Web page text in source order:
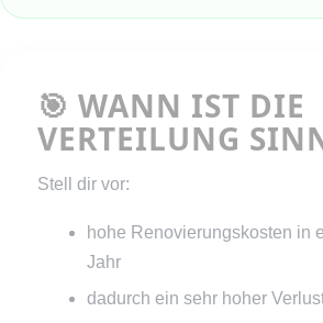
🎯 WANN IST DIE
VERTEILUNG
Stell dir vor:
hohe Renovierungskosten in
Jahr
dadurch ein sehr hoher